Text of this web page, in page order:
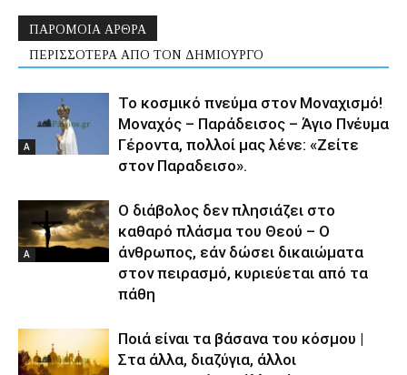
ΠΑΡΟΜΟΙΑ ΑΡΘΡΑ
ΠΕΡΙΣΣΟΤΕΡΑ ΑΠΟ ΤΟΝ ΔΗΜΙΟΥΡΓΟ
Α
Το κοσμικό πνεύμα στον Μοναχισμό!
Μοναχός – Παράδεισος – Άγιο Πνέυμα
Γέροντα, πoλλοί μας λένε: «Ζείτε
στον Παραδεισο».
Α
Ο διάβολος δεν πλησιάζει στο
καθαρό πλάσμα του Θεού – Ο
άνθρωπος, εάν δώσει δικαιώματα
στον πειρασμό, κυριεύεται από τα
πάθη
Ποιά είναι τα βάσανα του κόσμου |
Στα άλλα, διαζύγια, άλλοι